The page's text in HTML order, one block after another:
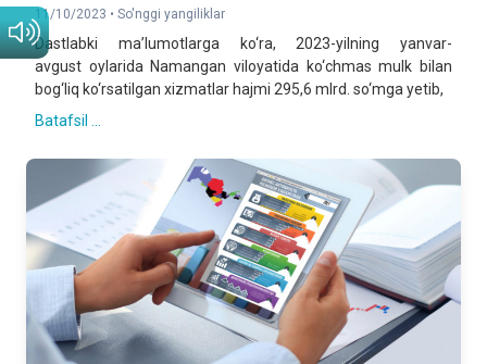
11/10/2023 • So'nggi yangiliklar
Dastlabki ma’lumotlarga ko‘ra, 2023-yilning yanvar-
avgust oylarida Namangan viloyatida ko‘chmas mulk bilan
bog‘liq ko‘rsatilgan xizmatlar hajmi 295,6 mlrd. so‘mga yetib,
Batafsil ...